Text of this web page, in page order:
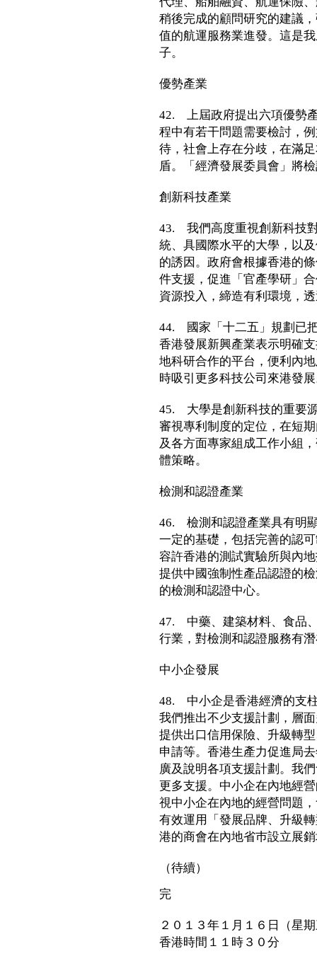
稍後完成的顧問研究的建議
值的航運服務業進發。這是
子。
優勢產業
42. 上屆政府提出六項優勢
程中有若干問題需要檢討，
待，社會上存在分歧，在滿
盾。「經濟發展委員會」將
創新科技產業
43. 我們高度重視創新科技
統、具國際水平的大學，以
的誘因。政府會根據香港的
件支援，促進「官產學研」
資源投入，締造有利環境，
44. 國家「十二五」規劃已
香港發展新興產業表示明確
地科研合作的平台，便利內
時吸引更多科技公司來港發
45. 大學是創新科技的重要
審視專利制度的定位，在短
及各方面專家組成工作小組
體策略。
檢測和認證產業
46. 檢測和認證產業具有明
一定的基礎，包括完善的認
容許香港的測試實驗所與內
提供中國強制性產品認證的
的檢測和認證中心。
47. 中藥、建築材料、食品
行業，對檢測和認證服務有
中小企發展
48. 中小企是香港經濟的支
我們推出不少支援計劃，層
提供出口信用保險、升級轉
申請等。香港生產力促進局
廣及說明各項支援計劃。我
更多支援。中小企在內地經
視中小企在內地的經營問題
有效運用「發展品牌、升級
港的商會在內地省巿設立展
（待續）
完
２０１３年１月１６日（星
香港時間１１時３０分